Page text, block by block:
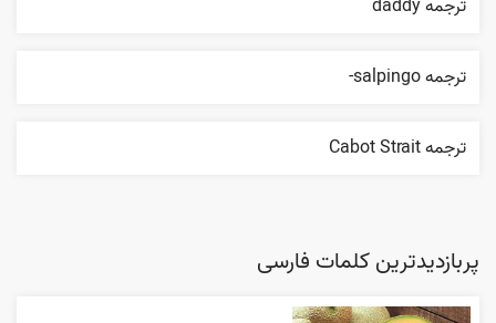
ترجمه daddy
ترجمه salpingo-
ترجمه Cabot Strait
پربازدیدترین کلمات فارسی